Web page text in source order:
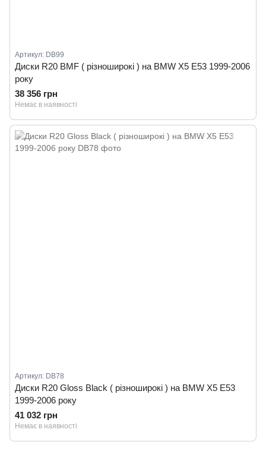
Артикул: DB99
Диски R20 BMF ( різноширокі ) на BMW X5 E53 1999-2006
року
38 356 грн
Немає в наявності
Артикул: DB78
Диски R20 Gloss Black ( різноширокі ) на BMW X5 E53
1999-2006 року
41 032 грн
Немає в наявності